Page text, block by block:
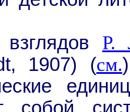
Р.
, 1907) (см.
собой